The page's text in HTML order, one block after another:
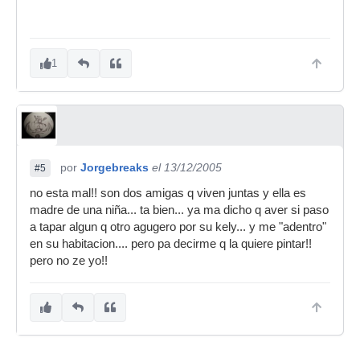
1
#5 por Jorgebreaks el 13/12/2005
no esta mal!! son dos amigas q viven juntas y ella es
madre de una niña... ta bien... ya ma dicho q aver si paso
a tapar algun q otro agugero por su kely... y me "adentro"
en su habitacion.... pero pa decirme q la quiere pintar!!
pero no ze yo!!